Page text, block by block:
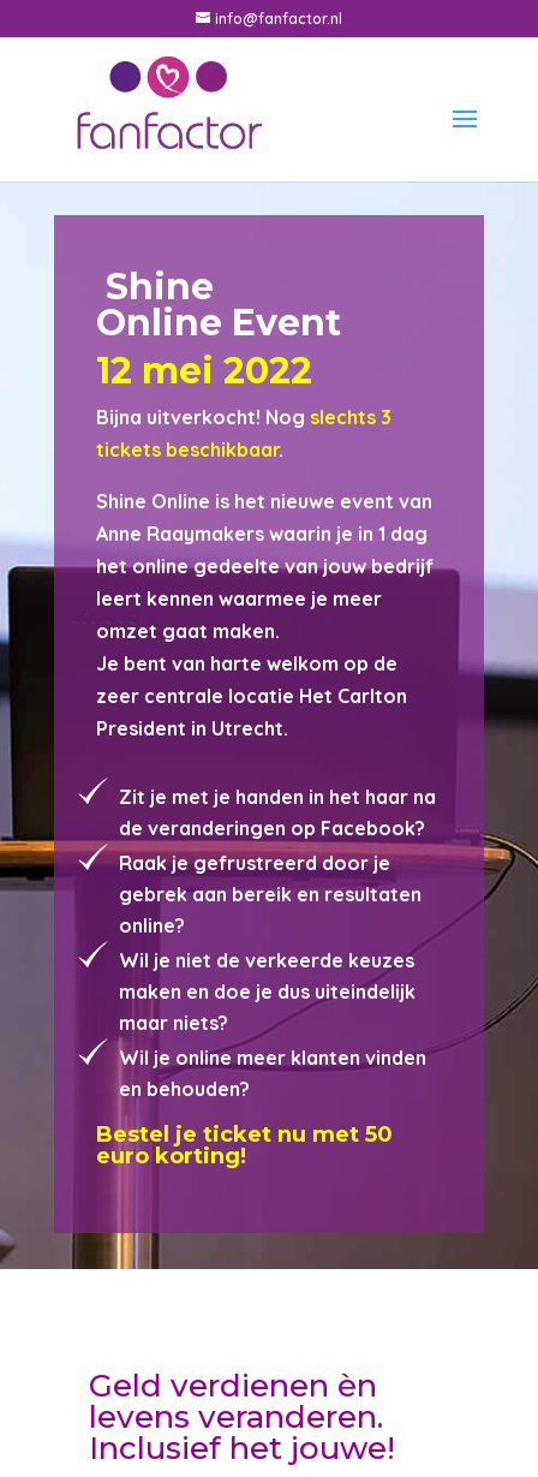
info@fanfactor.nl
Shine
Online Event
12 mei 2022
Bijna uitverkocht! Nog slechts 3
tickets beschikbaar.
Shine Online is het nieuwe event van
Anne Raaymakers waarin je in 1 dag
het online gedeelte van jouw bedrijf
leert kennen waarmee je meer
omzet gaat maken.
Je bent van harte welkom op de
zeer centrale locatie Het Carlton
President in Utrecht.
Zit je met je handen in het haar na
de veranderingen op Facebook?
Raak je gefrustreerd door je
gebrek aan bereik en resultaten
online?
Wil je niet de verkeerde keuzes
maken en doe je dus uiteindelijk
maar niets?
Wil je online meer klanten vinden
en behouden?
Bestel je ticket nu met 50
euro korting!
Geld verdienen èn
levens veranderen.
Inclusief het jouwe!